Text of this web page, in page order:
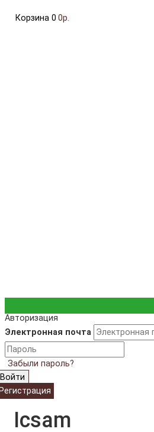
Корзина 0 0р.
Авторизация
Электронная почта
Забыли пароль?
Войти
Icsam